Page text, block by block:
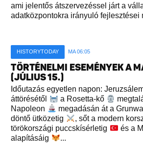
ami jelentős átszervezéssel járt a
adatközpontokra irányuló fejlesztései
HISTORYTODAY MA 06:05
TÖRTÉNELMI ESEMÉNYEK A
(JÚLIUS 15.)
Időutazás egyetlen napon:
áttörésétől
a Rosetta-kő
Napoleon
megadásán át a
döntő ütközetig
, sőt a modern
törökországi puccskísérletig
és a
alapításáig
...